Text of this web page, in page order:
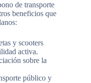
de transporte
beneficios que
y scooters
activa.
sobre la
público y